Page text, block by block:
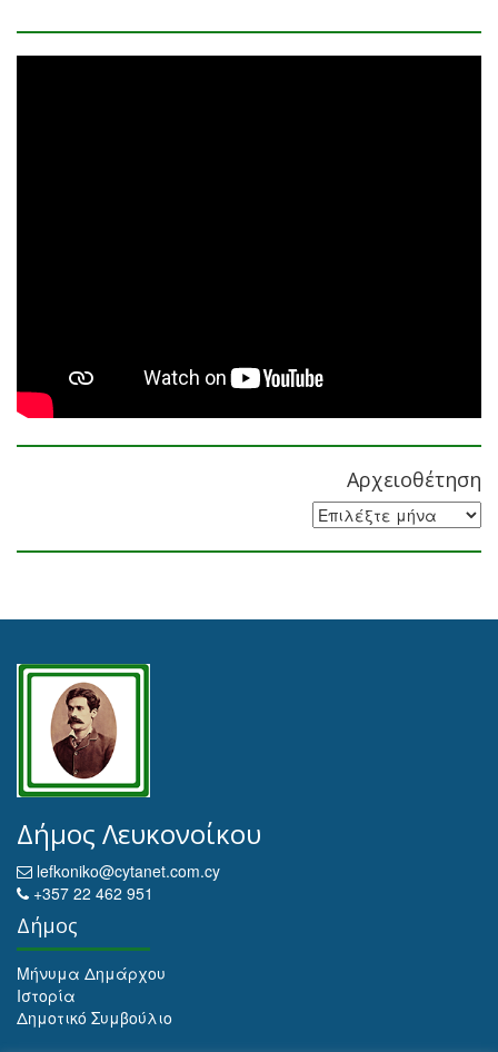
Αρχειοθέτηση
Αρχειοθέτηση
Δήμος Λευκονοίκου
lefkoniko@cytanet.com.cy
+357 22 462 951
Δήμος
Μήνυμα Δημάρχου
Ιστορία
Δημοτικό Συμβούλιο